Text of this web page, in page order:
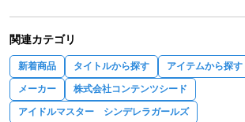
関連カテゴリ
新着商品 タイトルから探す アイテムから探す
メーカー 株式会社コンテンツシード
アイドルマスター シンデレラガールズ